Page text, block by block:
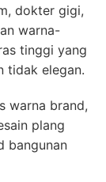
dokter gigi,
warna-
tinggi yang
tidak elegan.
warna brand,
plang
bangunan